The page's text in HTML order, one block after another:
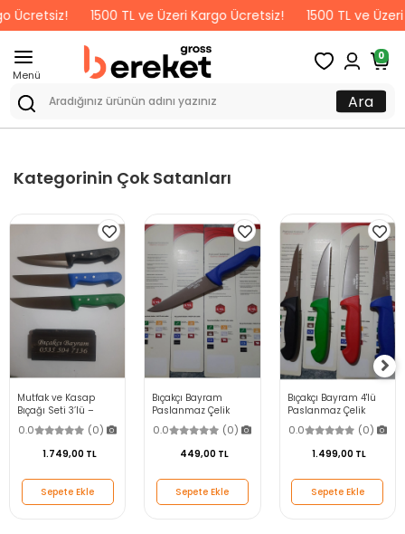
Ücretsiz! 1500 TL ve Üzeri Kargo Ücretsiz! 1500 TL ve
Menü
0
Ara
Kategorinin Çok Satanları
Mutfak ve Kasap
Bıçağı Seti 3’lü –
Yüzme, Doğrama ve
Sıyırma Bıçağı
0.0 (0)
1.749,00 TL
Sepete Ekle
Bıçakçı Bayram
Paslanmaz Çelik
Mutfak Bıçak Seti
Garantili - Ergonomik
0.0 (0)
449,00 TL
Sepete Ekle
Bıçakçı Bayram 4'lü
Paslanmaz Çelik
Garantili Mutfak Bıçak
Seti - Ergonomik Sap
0.0 (0)
1.499,00 TL
Sepete Ekle